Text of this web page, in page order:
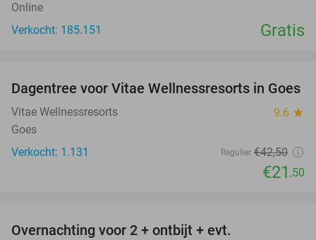
Online
Verkocht: 185.151
Gratis
49%
Dagentree voor Vitae Wellnessresorts in Goes
Vitae Wellnessresorts 9.6 star
Goes
Verkocht: 1.131
Regulier €42,50
€21 ,50
Overnachting voor 2 + ontbijt + evt.